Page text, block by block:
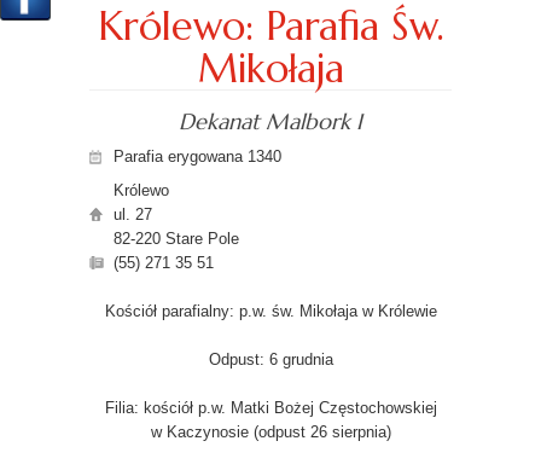
Królewo: Parafia Św.
Mikołaja
Dekanat Malbork I
Parafia erygowana 1340
Królewo
ul. 27
82-220 Stare Pole
(55) 271 35 51
Kościół parafialny: p.w. św. Mikołaja w Królewie
Odpust: 6 grudnia
Filia: kościół p.w. Matki Bożej Częstochowskiej
w Kaczynosie (odpust 26 sierpnia)